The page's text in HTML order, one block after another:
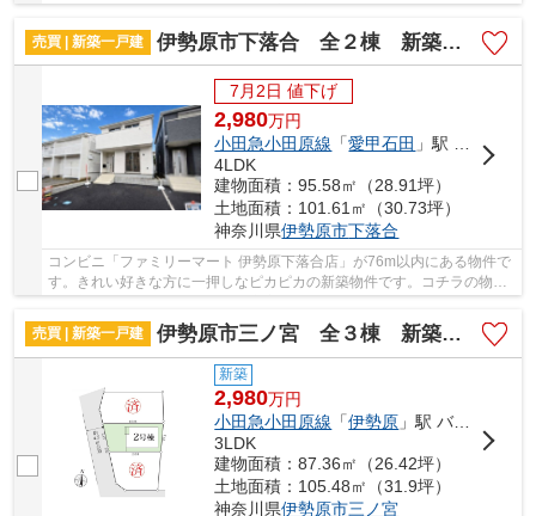
403mのところにあります。周辺環境も良好で、魅...
売買 | 新築一戸建
伊勢原市下落合 全２棟 新築住宅
7月2日 値下げ
2,980万円
小田急小田原線 「愛甲石田 」駅 徒歩31分
4LDK
建物面積：95.58㎡（28.91坪）
土地面積：101.61㎡（30.73坪）
神奈川県伊勢原市下落合
コンビニ「ファミリーマート 伊勢原下落合店」が76m以内にある物件で
す。きれい好きな方に一押しなピカピカの新築物件です。コチラの物件
売買 | 新築一戸建
伊勢原市三ノ宮 全３棟 新築住宅
新築
2,980万円
小田急小田原線 「伊勢原 」駅 バス10分 「向原（伊勢原市）」 停歩6分
3LDK
建物面積：87.36㎡（26.42坪）
土地面積：105.48㎡（31.9坪）
神奈川県伊勢原市三ノ宮